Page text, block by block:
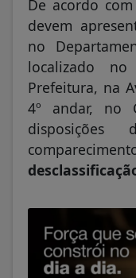
De acordo
devem
no
localizado
Prefeitura, na
4º andar, no